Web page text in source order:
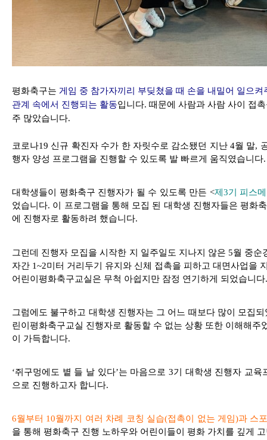
평화축구는 게임 중 참가자끼리 부딪쳤을 때 손을 내밀어 일으
관계 속에서 진행되는 활동입니다. 때문에 사람과 사람 사이 접
주 많았습니다.
코로나19 신규 확진자 수가 한 자릿수로 감소됐던 지난 4월 말,
행자 양성 프로그램을 진행할 수 있도록 발 빠르게 움직였습니다.
대학생들이 평화축구 진행자가 될 수 있도록 만든 <제3기 피스
었습니다. 이 프로그램을 통해 모집 된 대학생 진행자들은 평화
에 진행자로 활동하려 했습니다.
그런데 진행자 모집을 시작한 지 일주일도 지나지 않은 5월 중
자간 1~2미터 거리두기 유지와 신체 접촉을 피하고 대면사업을
어린이평화축구교실은 무척 아쉽지만 잠정 연기하게 되었습니다.
그럼에도 불구하고 대학생 진행자는 그 어느 때보다 많이 모집
린이평화축구교실 진행자로 활동할 수 없는 상황 또한 이해해
이 가득합니다.
‘쥐구멍에도 볕 들 날 있다’는 마음으로 3기 대학생 진행자 교
으로 진행하고자 합니다.
6월부터 10월까지 여러 차례 코칭 실습(접촉이 없는 게임)과 스
을 통해 평화축구 진행 노하우와 어린이들이 평화 가치를 깊게